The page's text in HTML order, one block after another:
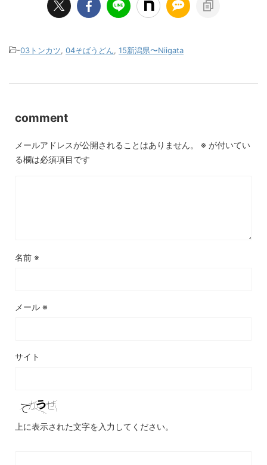
-03トンカツ 04そばうどん 15新潟県〜Niigata
comment
メールアドレスが公開されることはありません。 ※ が付いてい
る欄は必須項目です
名前 ※
メール ※
サイト
上に表示された文字を入力してください。